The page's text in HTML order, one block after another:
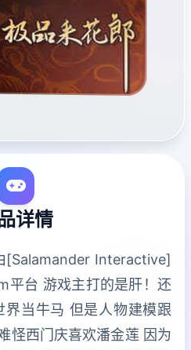
详情
[Salamander Interactive]
平台 游戏主打的是肝！还
界当牛马 但是人物建模跟
怪西门庆喜欢潘金莲 因为